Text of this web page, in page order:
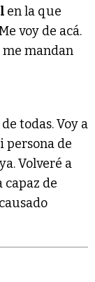
en la que
voy de acá.
me mandan
todas. Voy a
persona de
Volveré a
capaz de